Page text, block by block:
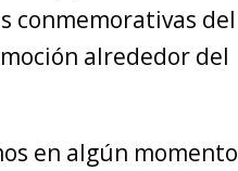
conmemorativas del
alrededor del
en algún momento